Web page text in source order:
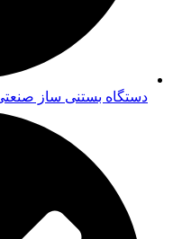
دستگاه بستنی ساز